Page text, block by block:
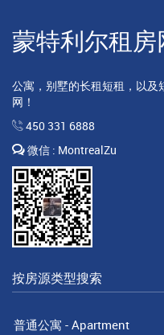
蒙特利尔租房
公寓，别墅的长租短租，以
网！
450 331 6888
微信 : MontrealZu
按房源类型搜索
普通公寓 - Apartment